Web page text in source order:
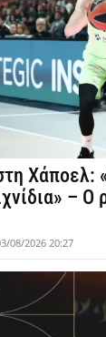
Χάποελ:
– Ο
08/2026 20:27